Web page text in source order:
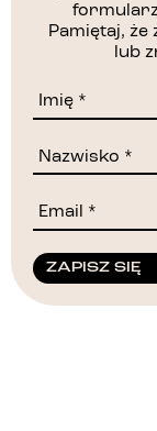
Pamiętaj, że
lub
ZAPISZ SIĘ